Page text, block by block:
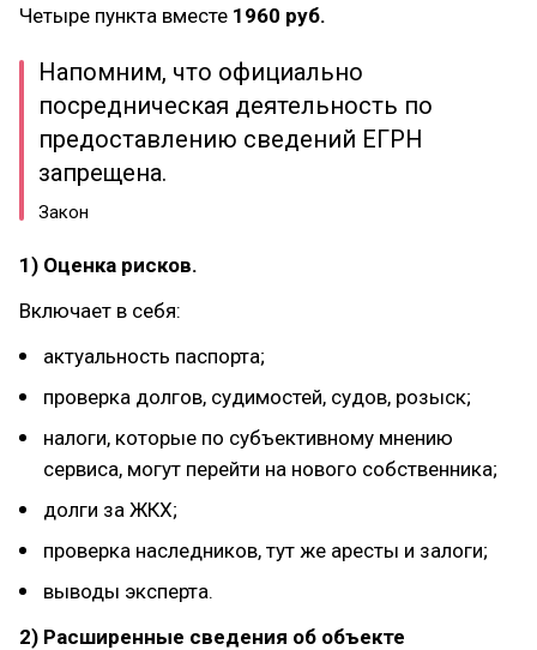
Четыре пункта вместе 1960 руб.
Напомним, что официально
посредническая деятельность по
предоставлению сведений ЕГРН
запрещена.
Закон
1) Оценка рисков.
Включает в себя:
актуальность паспорта;
проверка долгов, судимостей, судов, розыск;
налоги, которые по субъективному мнению
сервиса, могут перейти на нового собственника;
долги за ЖКХ;
проверка наследников, тут же аресты и залоги;
выводы эксперта.
2) Расширенные сведения об объекте